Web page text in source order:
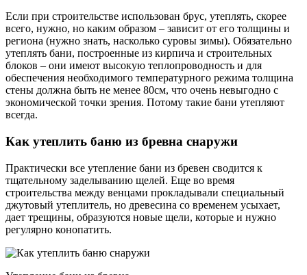
Если при строительстве использован брус, утеплять, скорее
всего, нужно, но каким образом – зависит от его толщины и
региона (нужно знать, насколько суровы зимы). Обязательно
утеплять бани, построенные из кирпича и строительных
блоков – они имеют высокую теплопроводность и для
обеспечения необходимого температурного режима толщина
стены должна быть не менее 80см, что очень невыгодно с
экономической точки зрения. Потому такие бани утепляют
всегда.
Как утеплить баню из бревна снаружи
Практически все утепление бани из бревен сводится к
тщательному заделыванию щелей. Еще во время
строительства между венцами прокладывали специальный
джутовый утеплитель, но древесина со временем усыхает,
дает трещины, образуются новые щели, которые и нужно
регулярно конопатить.